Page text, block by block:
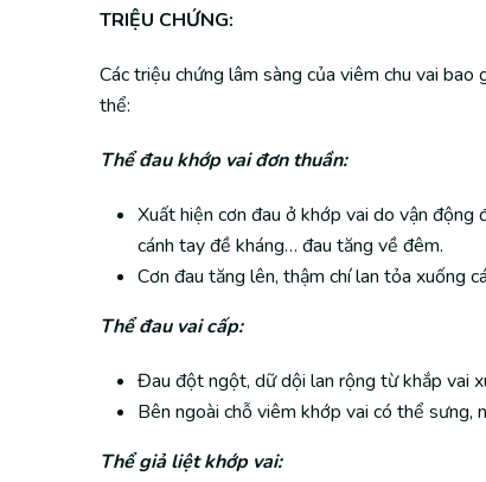
TRIỆU CHỨNG:
Các triệu chứng lâm sàng của viêm chu vai
thể:
Thể đau khớp vai đơn thuần:
Xuất hiện cơn đau ở khớp vai do vận động
cánh tay đề kháng… đau tăng về đêm.
Cơn đau tăng lên, thậm chí lan tỏa xuống
Thể đau vai cấp:
Đau đột ngột, dữ dội lan rộng từ khắp vai
Bên ngoài chỗ viêm khớp vai có thể
Thể giả liệt khớp vai: